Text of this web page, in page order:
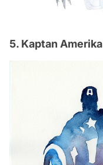
5. Kaptan Amerika